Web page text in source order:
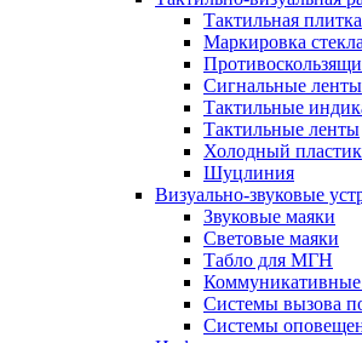
Тактильная плитка
Маркировка стекла
Сигнальные ленты
Тактильные
Тактильные ленты
Холодный пластик
Шуцлиния
Визуально-звуковые
Звуковые маяки
Световые маяки
Табло для МГН
Системы вызова
Системы